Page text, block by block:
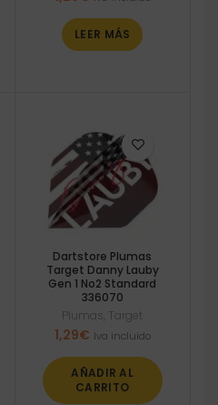
LEER MÁS
Dartstore Plumas
Target Danny Lauby
Gen 1 No2 Standard
336070
Plumas Target
1,29€ Iva incluido
AÑADIR AL
CARRITO